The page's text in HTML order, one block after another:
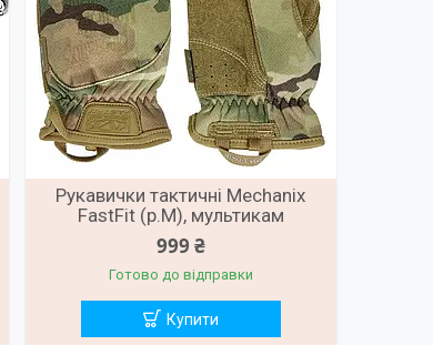
Рукавички тактичні Mechanix
FastFit (р.M), мультикам
999 ₴
Готово до відправки
Купити